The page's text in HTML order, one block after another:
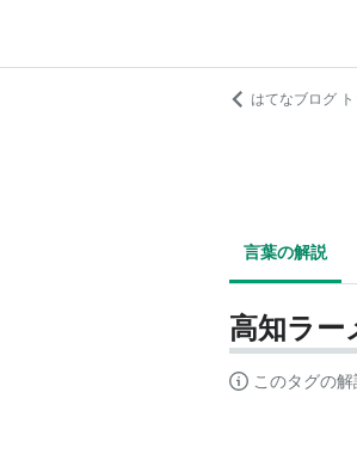
はてなブログ
言葉の解説
高知ラー
このタグの